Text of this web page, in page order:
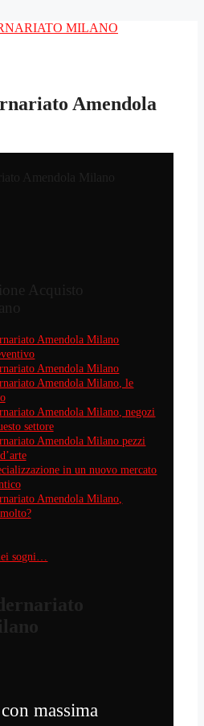
Amendola
Acquisto
Amendola Milano
Amendola Milano
Amendola Milano, le
Amendola Milano, negozi
settore
Amendola Milano pezzi
in un nuovo mercato
Amendola Milano,
sogni…
massima